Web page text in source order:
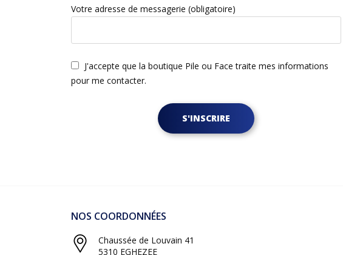
Votre adresse de messagerie (obligatoire)
J'accepte que la boutique Pile ou Face traite mes informations
pour me contacter.
S'INSCRIRE
NOS COORDONNÉES
Chaussée de Louvain 41
5310 EGHEZEE